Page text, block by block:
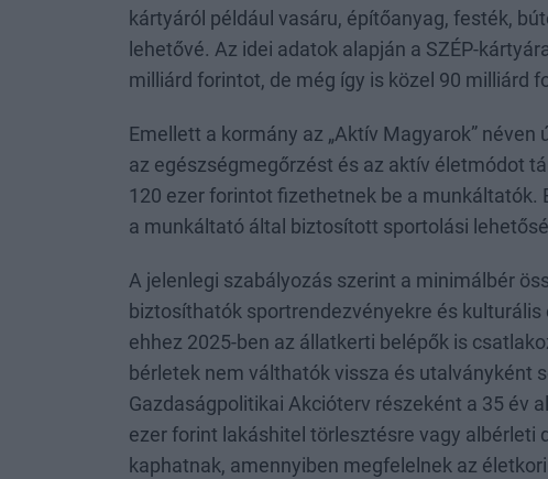
kártyáról például vasáru, építőanyag, festék,
lehetővé. Az idei adatok alapján a SZÉP-
milliárd forintot, de még így is közel 90 milliárd
Emellett a kormány az „Aktív Magyarok”
az egészségmegőrzést és az aktív életmódot
120 ezer forintot fizethetnek be a munkáltatók.
a munkáltató által biztosított sportolási
A jelenlegi szabályozás szerint a minimálbér
biztosíthatók sportrendezvényekre és
ehhez 2025-ben az állatkerti belépők is
bérletek nem válthatók vissza és
Gazdaságpolitikai Akcióterv részeként a 35 év
ezer forint lakáshitel törlesztésre vagy
kaphatnak, amennyiben megfelelnek az